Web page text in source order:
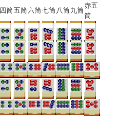
四筒五筒六筒七筒 八筒九筒
赤五
筒